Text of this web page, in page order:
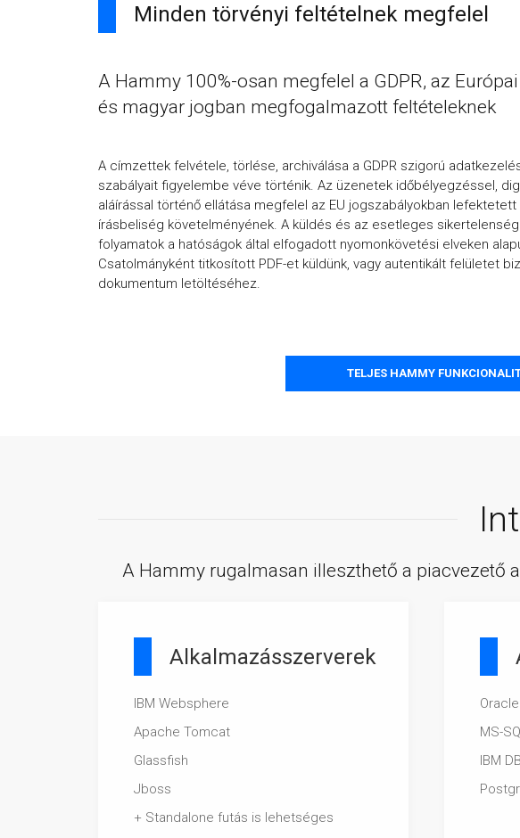
Minden törvényi feltételnek megfelel
A Hammy 100%-osan megfelel a GDPR, az
és magyar jogban megfogalmazott feltételeknek
A címzettek felvétele, törlése, archiválása a GDPR szigorú
szabályait figyelembe véve történik. Az üzenetek időbélyegzéssel,
aláírással történő ellátása megfelel az EU jogszabályokban lefektetett
írásbeliség követelményének. A küldés és az esetleges
folyamatok a hatóságok által elfogadott nyomonkövetési elveken
Csatolmányként titkosított PDF-et küldünk, vagy autentikált felületet
dokumentum letöltéséhez.
TELJES HAMMY
A Hammy rugalmasan illeszthető a piacvezető
Alkalmazásszerverek
IBM Websphere
Apache Tomcat
Glassfish
Jboss
+ Standalone futás is lehetséges
Oracle
MS-
IBM